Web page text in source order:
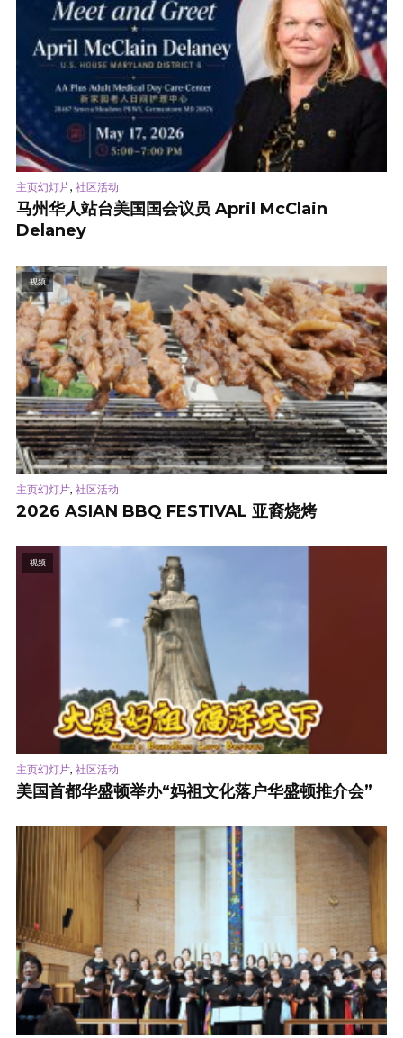
主页幻灯片, 社区活动
马州华人站台美国国会议员 April McClain
Delaney
视频
主页幻灯片, 社区活动
2026 ASIAN BBQ FESTIVAL 亚裔烧烤
视频
主页幻灯片, 社区活动
美国首都华盛顿举办“妈祖文化落户华盛顿推介会”